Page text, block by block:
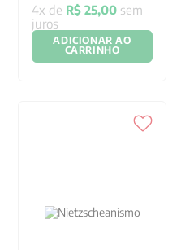
4x de R$ 25,00 sem
juros
ADICIONAR AO
CARRINHO